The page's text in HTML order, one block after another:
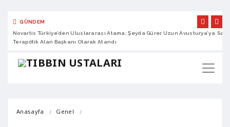
GÜNDEM
Novartis Türkiye’den Uluslararası Atama: Şeyda Gürer Uzun Avusturya’ya
Terapötik Alan Başkanı Olarak Atandı
Anasayfa Genel